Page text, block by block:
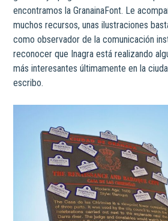
encontramos la GranainaFont. Le
muchos recursos, unas ilustraciones
como observador de la comunicación
reconocer que Inagra está realizando
más interesantes últimamente en la
escribo.